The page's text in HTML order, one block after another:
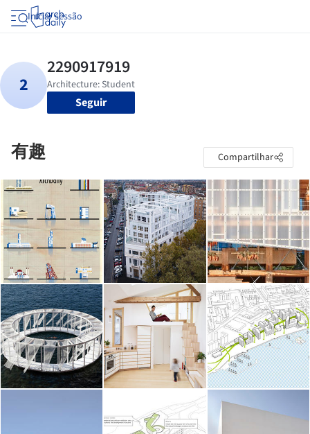
Iniciar sessão
Seguir
有趣 Compartilhar